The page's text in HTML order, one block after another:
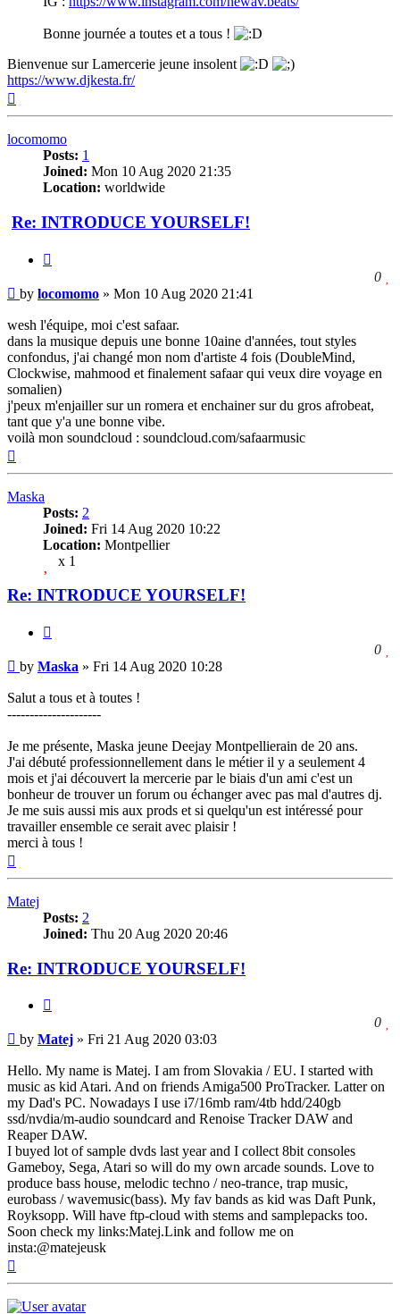
Bonne journée a toutes et a tous !
Bienvenue sur Lamercerie jeune insolent
https://www.djkesta.fr/
locomomo
Posts: 1
Joined: Mon 10 Aug 2020 21:35
Location: worldwide
Re: INTRODUCE YOURSELF!
0
Post
by locomomo » Mon 10 Aug 2020 21:41
wesh l'équipe, moi c'est safaar.
dans la musique depuis une bonne 10aine d'années, tout styles
confondus, j'ai changé mon nom d'artiste 4 fois (DoubleMind,
Clockwise, mahmood et finalement safaar qui veux dire voyage en
somalien)
j'peux m'enjailler sur un romera et enchainer sur du gros afrobeat,
tant que y'a une bonne vibe.
voilà mon soundcloud : soundcloud.com/safaarmusic
Maska
Posts: 2
Joined: Fri 14 Aug 2020 10:22
Location: Montpellier
x 1
Re: INTRODUCE YOURSELF!
0
Post
by Maska » Fri 14 Aug 2020 10:28
Salut a tous et à toutes !
---------------------
Je me présente, Maska jeune Deejay Montpellierain de 20 ans.
J'ai débuté professionnellement dans le métier il y a seulement 4
mois et j'ai découvert la mercerie par le biais d'un ami c'est un
bonheur de trouver un forum ou échanger avec pas mal d'autres dj.
Je me suis aussi mis aux prods et si quelqu'un est intéressé pour
travailler ensemble ce serait avec plaisir !
merci à tous !
Matej
Posts: 2
Joined: Thu 20 Aug 2020 20:46
Re: INTRODUCE YOURSELF!
0
Post
by Matej » Fri 21 Aug 2020 03:03
Hello. My name is Matej. I am from Slovakia / EU. I started with
music as kid Atari. And on friends Amiga500 ProTracker. Latter on
my Dad's PC. Nowadays I use i7/16mb ram/4tb hdd/240gb
ssd/nvdia/m-audio soundcard and Renoise Tracker DAW and
Reaper DAW.
I buyed lot of sample dvds last year and I collect 8bit consoles
Gameboy, Sega, Atari so will do my own arcade sounds. Love to
produce bass house, melodic techno / neo-trance, trap music,
eurobass / wavemusic(bass). My fav bands as kid was Daft Punk,
Royksopp. Will have ftp-cloud with stems and samplepacks too.
Soon check my links:Matej.Link and follow me on
insta:@matejeusk